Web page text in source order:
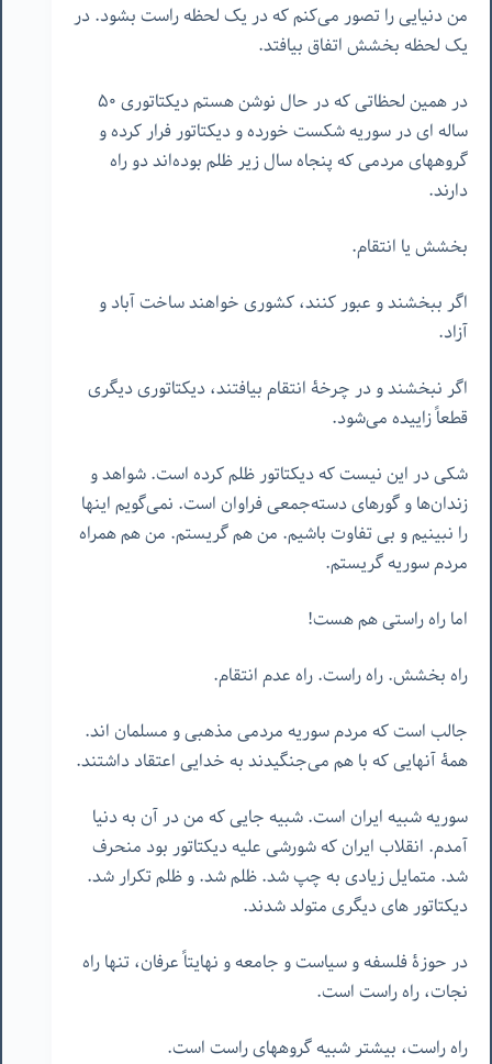
من دنیایی را تصور می‌کنم که در یک لحظه راست بشود. در
یک لحظه بخشش اتفاق بیافتد.
در همین لحظاتی که در حال نوشن هستم دیکتاتوری ۵٠
ساله ای در سوریه شکست خورده و دیکتاتور فرار کرده و
گروههای مردمی که پنجاه سال زیر ظلم بوده‌اند دو راه
دارند.
بخشش یا انتقام.
اگر ببخشند و عبور کنند، کشوری خواهند ساخت آباد و
آزاد.
اگر نبخشند و در چرخۀ انتقام بیافتند، دیکتاتوری دیگری
قطعاً زاییده می‌شود.
شکی در این نیست که دیکتاتور ظلم کرده است. شواهد و
زندان‌ها و گورهای دسته‌جمعی فراوان است. نمی‌گویم اینها
را نبینیم و بی تفاوت باشیم. من هم گریستم. من هم همراه
مردم سوریه گریستم.
اما راه راستی هم هست!
راه بخشش. راه راست. راه عدم انتقام.
جالب است که مردم سوریه مردمی مذهبی و مسلمان اند.
همۀ آنهایی که با هم می‌جنگیدند به خدایی اعتقاد داشتند.
سوریه شبیه ایران است. شبیه جایی که من در آن به دنیا
آمدم. انقلاب ایران که شورشی علیه دیکتاتور بود منحرف
شد. متمایل زیادی به چپ شد. ظلم شد. و ظلم تکرار شد.
دیکتاتور های دیگری متولد شدند.
در حوزۀ فلسفه و سیاست و جامعه و نهایتاً عرفان، تنها راه
نجات، راه راست است.
راه راست، بیشتر شبیه گروههای راست است.